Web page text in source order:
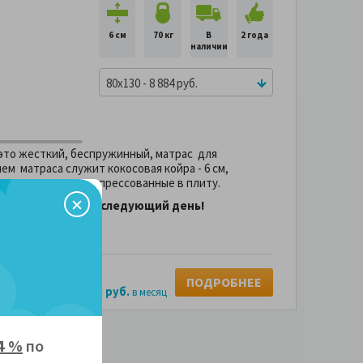
6 см 70 кг
В
наличии
2 года
80x130 - 8 884 руб.
жесткий, беспружинный, матрас для
матраса служит кокосовая койра - 6 см,
кокоса плотно спрессованные в плиту.
доставка на следующий день!
888 руб.в месяц
ПОДРОБНЕЕ
% по